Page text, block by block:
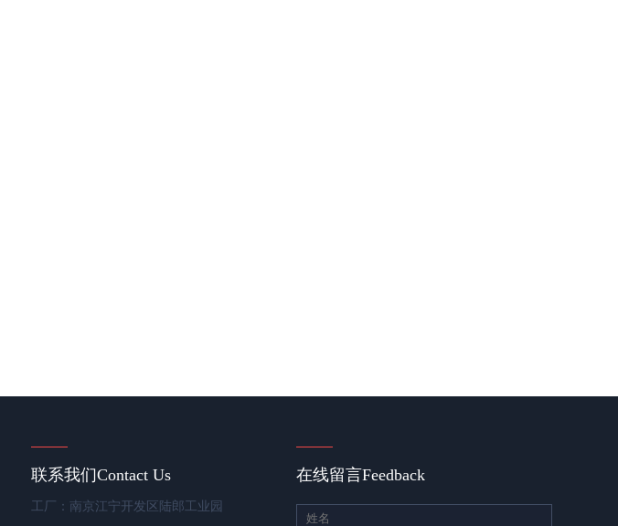
联系我们Contact Us
工厂：南京江宁开发区陆郎工业园
在线留言Feedback